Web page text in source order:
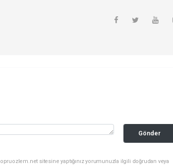
Gönder
sitesine yaptığınız yorumunuzla ilgili doğrudan veya